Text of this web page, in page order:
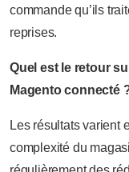
commande qu’ils
reprises.
Quel est le retour
Magento connecté
Les résultats varient
complexité du